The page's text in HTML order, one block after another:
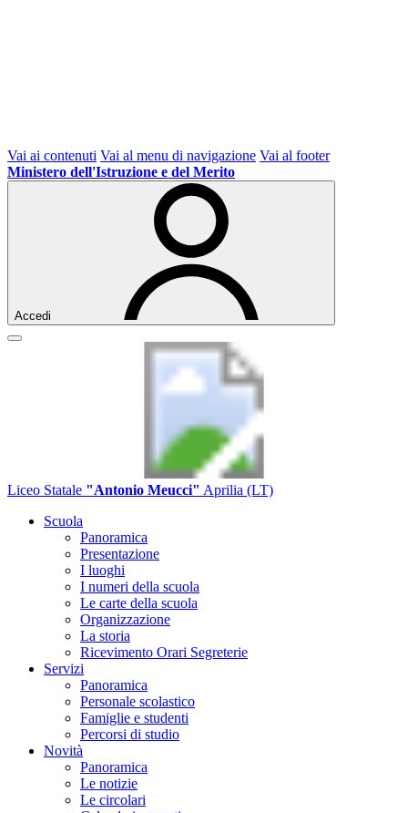
Vai ai contenuti Vai al menu di navigazione Vai al footer
Ministero dell'Istruzione e del Merito
Accedi
Liceo Statale "Antonio Meucci" Aprilia (LT)
Scuola
Panoramica
Presentazione
I luoghi
I numeri della scuola
Le carte della scuola
Organizzazione
La storia
Ricevimento Orari Segreterie
Servizi
Panoramica
Personale scolastico
Famiglie e studenti
Percorsi di studio
Novità
Panoramica
Le notizie
Le circolari